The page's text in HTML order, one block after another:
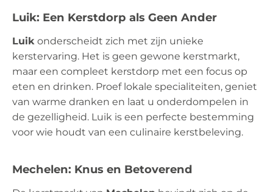
Luik: Een Kerstdorp als Geen Ander
Luik onderscheidt zich met zijn unieke
kerstervaring. Het is geen gewone kerstmarkt,
maar een compleet kerstdorp met een focus op
eten en drinken. Proef lokale specialiteiten, geniet
van warme dranken en laat u onderdompelen in
de gezelligheid. Luik is een perfecte bestemming
voor wie houdt van een culinaire kerstbeleving.
Mechelen: Knus en Betoverend